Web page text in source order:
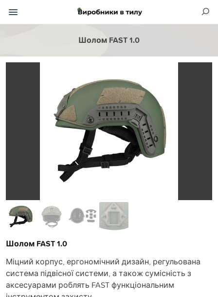
Шолом FAST 1.0
Шолом FAST 1.0
Міцний корпус, ергономічний дизайн, регульована
система підвісної системи, а також сумісність з
аксесуарами роблять FAST функціональним